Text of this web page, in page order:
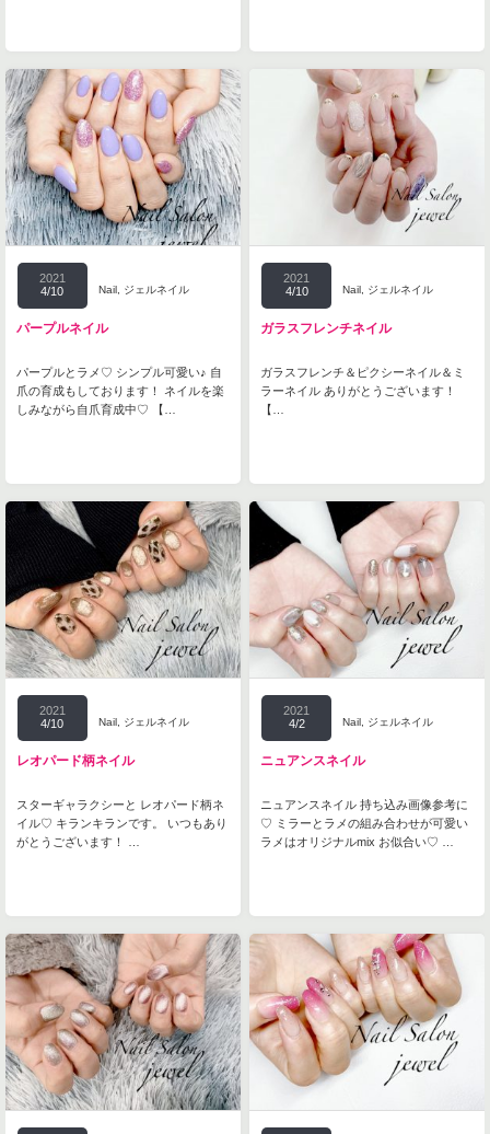
2021
4/10
Nail ジェルネイル
パープルネイル
パープルとラメ♡ シンプル可愛い♪ 自
爪の育成もしております！ ネイルを楽
しみながら自爪育成中♡ 【…
2021
4/10
Nail ジェルネイル
ガラスフレンチネイル
ガラスフレンチ＆ピクシーネイル＆ミ
ラーネイル ありがとうございます！
【…
2021
4/10
Nail ジェルネイル
レオパード柄ネイル
スターギャラクシーと レオパード柄ネ
イル♡ キランキランです。 いつもあり
がとうございます！ …
2021
4/2
Nail ジェルネイル
ニュアンスネイル
ニュアンスネイル 持ち込み画像参考に
♡ ミラーとラメの組み合わせが可愛い
ラメはオリジナルmix お似合い♡ …